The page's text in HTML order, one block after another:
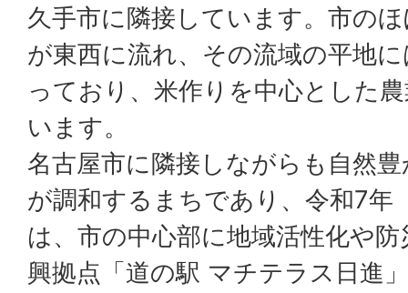
久手市に隣接しています。市の
が東西に流れ、その流域の平地
っており、米作りを中心とした
います。
名古屋市に隣接しながらも自然
が調和するまちであり、令和7年
は、市の中心部に地域活性化や
興拠点「道の駅 マチテラス日進